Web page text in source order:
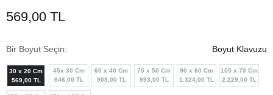
569,00 TL
Bir Boyut Seçin: Boyut Klavuzu
30 x 20 Cm
569,00 TL
45x 30 Cm
646,00 TL
60 x 40 Cm
908,00 TL
75 x 50 Cm
993,00 TL
90 x 60 Cm
1.324,00 TL
105 x 70 Cm
2.229,00 TL